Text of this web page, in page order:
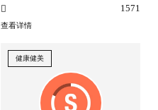
1571
查看详情
健康健美